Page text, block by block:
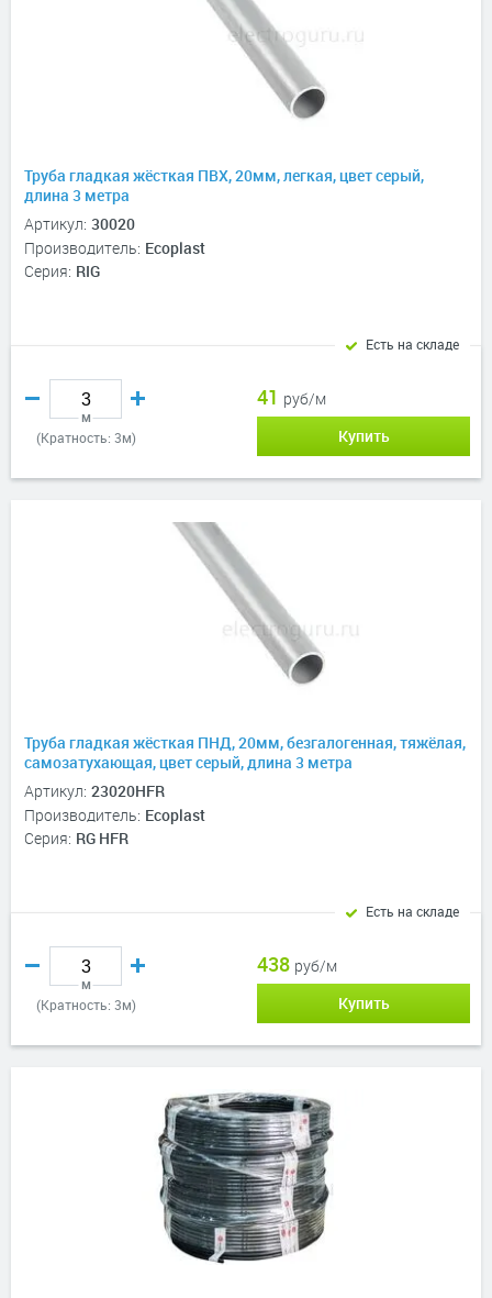
Труба гладкая жёсткая ПВХ, 20мм, легкая, цвет серый,
длина 3 метра
Артикул: 30020
Производитель: Ecoplast
Серия: RIG
м
(Кратность: 3м)
41 руб/м
Купить
Есть на складе
Труба гладкая жёсткая ПНД, 20мм, безгалогенная, тяжёлая,
самозатухающая, цвет серый, длина 3 метра
Артикул: 23020HFR
Производитель: Ecoplast
Серия: RG HFR
м
(Кратность: 3м)
438 руб/м
Купить
Есть на складе